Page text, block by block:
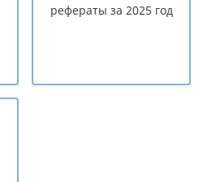
рефераты за 2025 год